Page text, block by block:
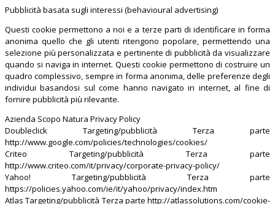
Pubblicità basata sugli interessi (behavioural advertising)
Questi cookie permettono a noi e a terze parti di identificare in forma
anonima quello che gli utenti ritengono popolare, permettendo una
selezione più personalizzata e pertinente di pubblicità da visualizzare
quando si naviga in internet. Questi cookie permettono di costruire un
quadro complessivo, sempre in forma anonima, delle preferenze degli
individui basandosi sul come hanno navigato in internet, al fine di
fornire pubblicità più rilevante.
Azienda Scopo Natura Privacy Policy
Doubleclick Targeting/pubblicità Terza parte
http://www.google.com/policies/technologies/cookies/
Criteo Targeting/pubblicità Terza parte
http://www.criteo.com/it/privacy/corporate-privacy-policy/
Yahoo! Targeting/pubblicità Terza parte
https://policies.yahoo.com/ie/it/yahoo/privacy/index.htm
Atlas Targeting/pubblicità Terza parte http://atlassolutions.com/cookie-